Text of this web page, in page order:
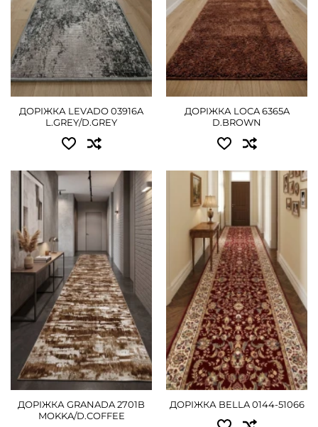
1.50 - 1350 грн
1.80 - 1620 грн
2.00 - 1800 грн
2.50 - 2160 грн
3.00 - 2745 грн
4.00 - 3600 грн
ДЕТАЛЬНІШЕ
ДОРІЖКА LEVADO 03916A
L.GREY/D.GREY
1.50 - 1665 грн
1.80 - 2025 грн
ДЕТАЛЬНІШЕ
ДОРІЖКА LOCA 6365A
D.BROWN
Доступні розміри:
0.80 - 765 грн
1.00 - 945 грн
1.20 - 1125 грн
1.50 - 1395 грн
1.80 - 1710 грн
2.00 - 1890 грн
2.50 - 2340 грн
3.00 - 2835 грн
ДОРІЖКА GRANADA 2701B
MOKKA/D.COFFEE
Доступні розміри:
0.80 - 2430 грн
1.00 - 3060 грн
ДЕТАЛЬНІШЕ
ДОРІЖКА BELLA 0144-51066